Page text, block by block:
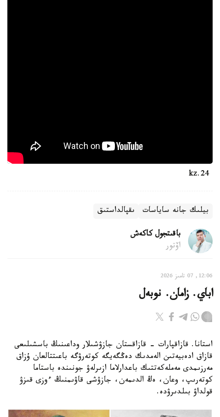
بيلىك جانە ساياسات ىقپالداستىق
باقىتجول كاكەش
اۆتور
12:06, 07 تامىز 2026
اباي. زامان. نوبەل
استانا. قازاقپارات - قازاقستان جازۋشىلار وداعىنىڭ باسشىلىعى
قازاق ادەبيەتىن الەمدىك دەڭگەيگە كوتەرۋگە باعىتتالعان ۇزاق
مەرزىمدى مەملەكەتتىك باعدارلاما ازىرلەۋ جونىندە باستاما
كوتەرىپ، وعان، ەڭ الدىمەن، جازۋشى قاۋىمنىڭ ءوزى قىزۋ
قولداۋ بىلدىرۋدە.